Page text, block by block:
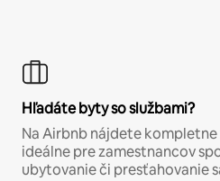
Hľadáte byty so službami?
Na Airbnb nájdete
ideálne pre zamestnancov
ubytovanie či presťahovanie